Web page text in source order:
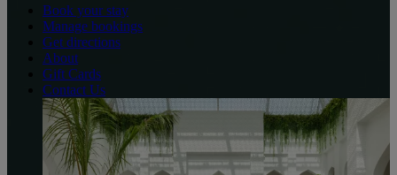
Book your stay
Manage bookings
Get directions
About
Gift Cards
Contact Us